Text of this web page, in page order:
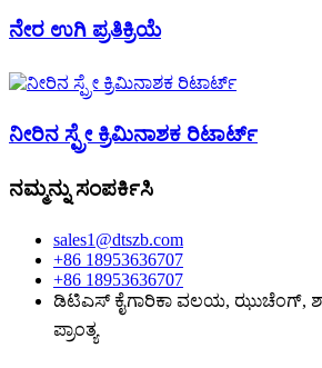
ನೇರ ಉಗಿ ಪ್ರತಿಕ್ರಿಯೆ
ನೀರಿನ ಸ್ಪ್ರೇ ಕ್ರಿಮಿನಾಶಕ ರಿಟಾರ್ಟ್
ನಮ್ಮನ್ನು ಸಂಪರ್ಕಿಸಿ
sales1@dtszb.com
+86 18953636707
+86 18953636707
ಡಿಟಿಎಸ್ ಕೈಗಾರಿಕಾ ವಲಯ, ಝುಚೆಂಗ್,
ಪ್ರಾಂತ್ಯ